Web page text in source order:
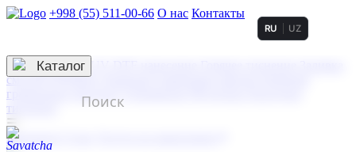
+998 (55) 511-00-66 О нас Контакты
3D гравировка
смолой (Doming)
гравировка твердая
тиснение
RU UZ
☰
Контакты
Каталог